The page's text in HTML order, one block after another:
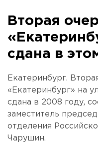
Вторая
сдана в
Екатеринбург.
«Екатеринбург» на
сдана в 2008 году,
заместитель
отделения
Чарушин.